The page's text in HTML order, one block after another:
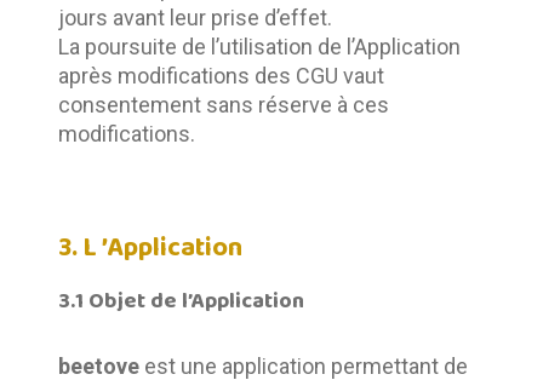
La poursuite de l’utilisation de l’Application
après modifications des CGU vaut
consentement sans réserve à ces
modifications.
3. L ’Application
3.1 Objet de l’Application
beetove est une application permettant de